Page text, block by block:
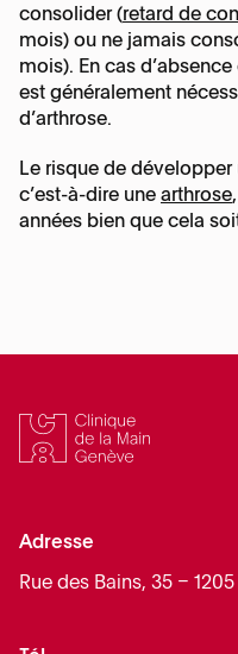
consolider (retard de
mois) ou ne jamais
mois). En cas
est généralement
d’arthrose.
Le risque de
c’est-à-dire une arthrose
années bien que cela
Adresse
Rue des Bains, 35 –